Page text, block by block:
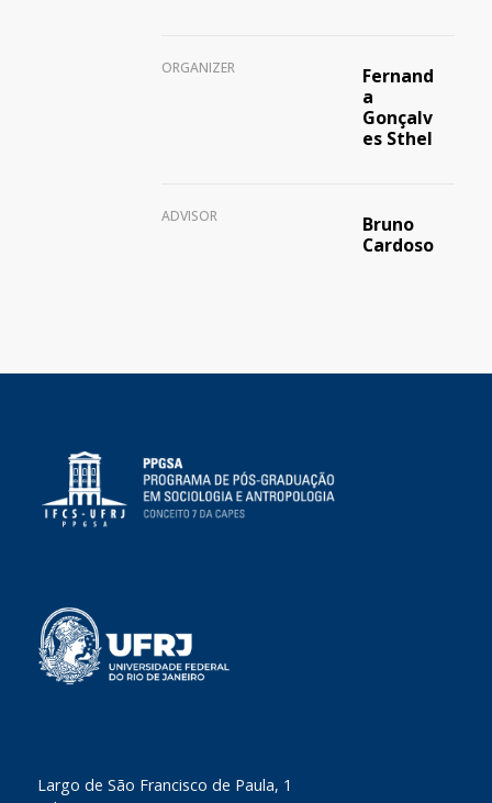
ORGANIZER
Fernand
a
Gonçalv
es Sthel
ADVISOR
Bruno
Cardoso
​Largo de São Francisco de Paula, 1